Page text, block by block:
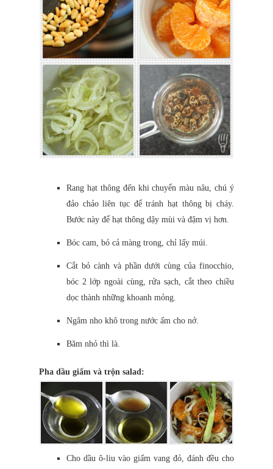
Rang hạt thông đến khi chuyển màu nâu, chú ý
đảo chảo liên tục để tránh hạt thông bị cháy.
Bước này để hạt thông dậy mùi và đậm vị hơn.
Bóc cam, bỏ cả màng trong, chỉ lấy múi.
Cắt bỏ cành và phần dưới cùng của finocchio,
bóc 2 lớp ngoài cùng, rửa sạch, cắt theo chiều
dọc thành những khoanh mỏng.
Ngâm nho khô trong nước ấm cho nở.
Băm nhỏ thì là.
Pha dầu giấm và trộn salad:
Cho dầu ô-liu vào giấm vang đỏ, đánh đều cho